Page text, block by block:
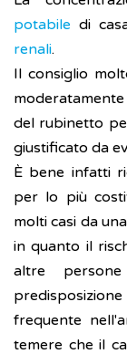
potabile di
renali.
Il consiglio
del rubinetto
giustificato da
È bene infatti
per lo più
molti casi da
in quanto il
altre
frequente
temere che il